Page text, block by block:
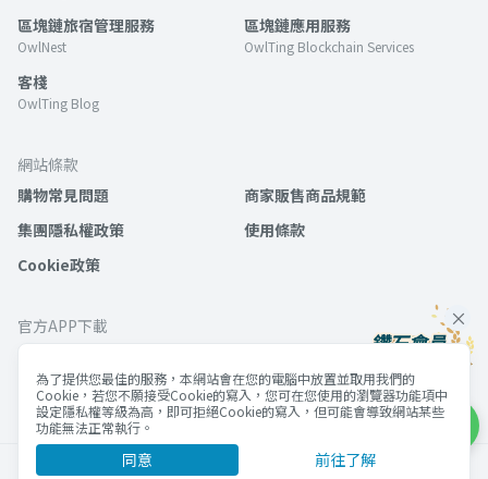
區塊鏈旅宿管理服務
OwlNest
區塊鏈應用服務
OwlTing Blockchain Services
客棧
OwlTing Blog
網站條款
購物常見問題
商家販售商品規範
集團隱私權政策
使用條款
Cookie政策
官方APP下載
©歐簿客科技股份有限公司 版權所有
為了提供您最佳的服務，本網站會在您的電腦中放置並取用我們的
Cookie，若您不願接受Cookie的寫入，您可在您使用的瀏覽器功能項中
設定隱私權等級為高，即可拒絕Cookie的寫入，但可能會導致網站某些
功能無法正常執行。
同意 前往了解